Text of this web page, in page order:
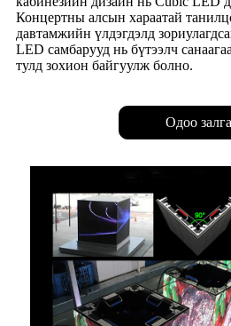
Концертны алсын хараатай
давтамжийн үлдэгдэлд
LED самбарууд нь бүтээлч
тулд зохион байгуулж болно.
Одоо